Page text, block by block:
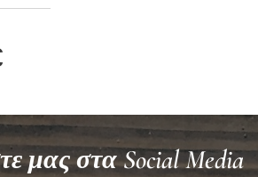
μας στα Social Media